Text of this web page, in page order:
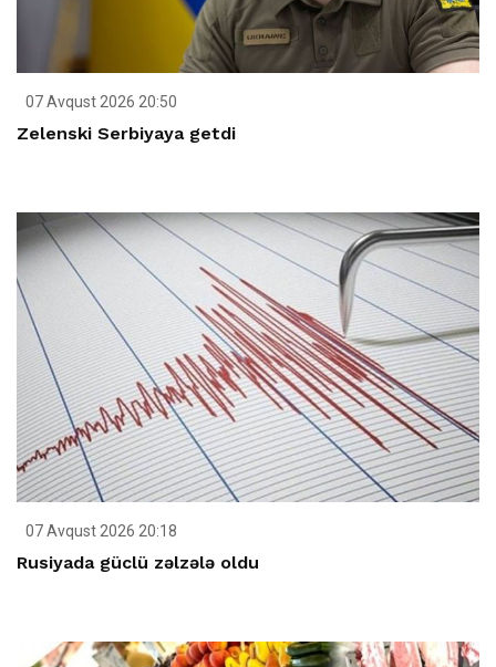
07 Avqust 2026 20:50
Zelenski Serbiyaya getdi
07 Avqust 2026 20:18
Rusiyada güclü zəlzələ oldu